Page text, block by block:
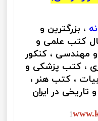
، بزرگترین و
کتب علمی و
مهندسی ، کنکور
، کتب پزشکی و
، کتب هنر ،
در ایران
1